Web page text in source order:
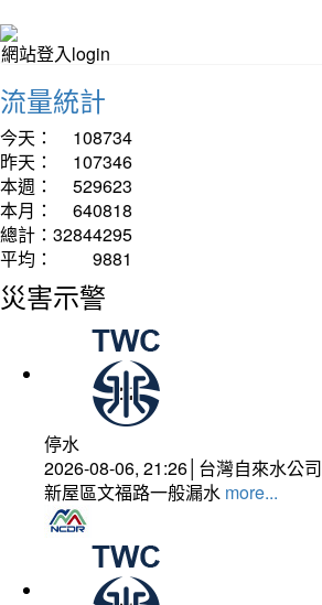
網站登入login
流量統計
今天：
108734
昨天：
107346
本週：
529623
本月：
640818
總計： 32844295
平均：
9881
災害示警
停水
2026-08-06, 21:26│台灣自來水公司
新屋區文福路一般漏水 more...